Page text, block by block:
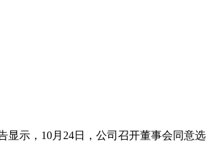
显示，10月24日，公司召开董事会同意选